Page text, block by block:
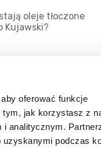
oferować funkcje
tym, jak korzystasz z
i analitycznym.
uzyskanymi podczas
oleje tłoczone
Kujawski?